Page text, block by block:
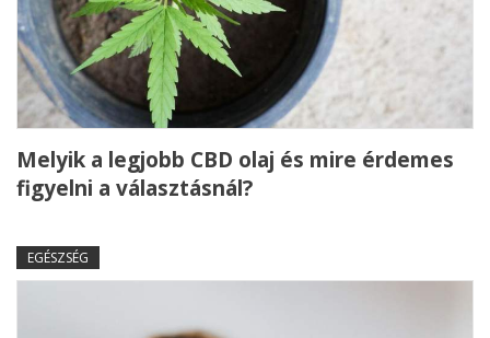
Melyik a legjobb CBD olaj és mire érdemes
figyelni a választásnál?
EGÉSZSÉG